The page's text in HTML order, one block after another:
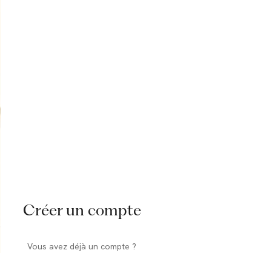
Créer un compte
Vous avez déjà un compte ?